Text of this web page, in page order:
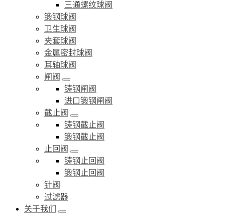
三通螺纹球阀
锻钢球阀
卫生球阀
夹套球阀
金属密封球阀
耳轴球阀
闸阀
铸钢闸阀
进口锻钢闸阀
截止阀
铸钢截止阀
锻钢截止阀
止回阀
铸钢止回阀
锻钢止回阀
针阀
过滤器
关于我们